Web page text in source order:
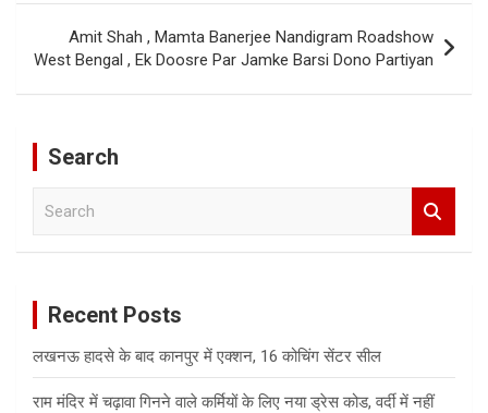
Amit Shah , Mamta Banerjee Nandigram Roadshow
West Bengal , Ek Doosre Par Jamke Barsi Dono Partiyan
Search
Recent Posts
लखनऊ हादसे के बाद कानपुर में एक्शन, 16 कोचिंग सेंटर सील
राम मंदिर में चढ़ावा गिनने वाले कर्मियों के लिए नया ड्रेस कोड, वर्दी में नहीं